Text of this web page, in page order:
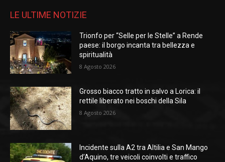
LE ULTIME NOTIZIE
Trionfo per “Selle per le Stelle” a Rende
paese: il borgo incanta tra bellezza e
spiritualità
8 Agosto 2026
Grosso biacco tratto in salvo a Lorica: il
rettile liberato nei boschi della Sila
8 Agosto 2026
Incidente sulla A2 tra Altilia e San Mango
d’Aquino, tre veicoli coinvolti e traffico